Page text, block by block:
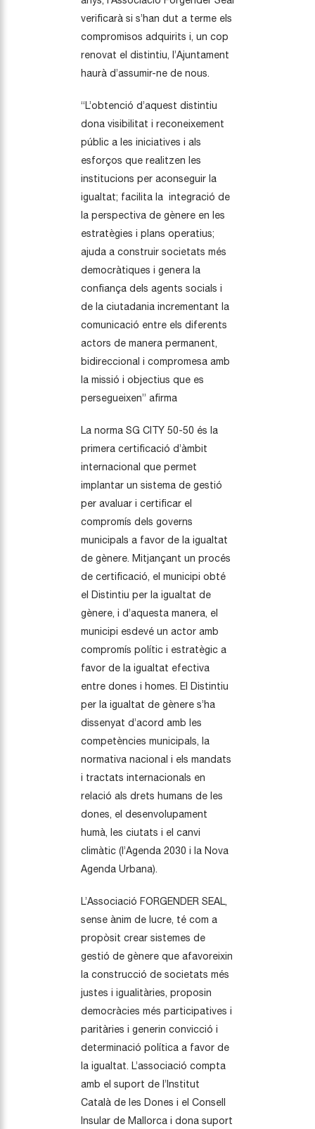
verificarà si s’han dut a terme els
compromisos adquirits i, un cop
renovat el distintiu, l’Ajuntament
haurà d’assumir-ne de nous.
“L’obtenció d’aquest distintiu
dona visibilitat i reconeixement
públic a les iniciatives i als
esforços que realitzen les
institucions per aconseguir la
igualtat; facilita la integració de
la perspectiva de gènere en les
estratègies i plans operatius;
ajuda a construir societats més
democràtiques i genera la
confiança dels agents socials i
de la ciutadania incrementant la
comunicació entre els diferents
actors de manera permanent,
bidireccional i compromesa amb
la missió i objectius que es
persegueixen” afirma
La norma SG CITY 50-50 és la
primera certificació d’àmbit
internacional que permet
implantar un sistema de gestió
per avaluar i certificar el
compromís dels governs
municipals a favor de la igualtat
de gènere. Mitjançant un procés
de certificació, el municipi obté
el Distintiu per la igualtat de
gènere, i d’aquesta manera, el
municipi esdevé un actor amb
compromís polític i estratègic a
favor de la igualtat efectiva
entre dones i homes. El Distintiu
per la igualtat de gènere s’ha
dissenyat d’acord amb les
competències municipals, la
normativa nacional i els mandats
i tractats internacionals en
relació als drets humans de les
dones, el desenvolupament
humà, les ciutats i el canvi
climàtic (l’Agenda 2030 i la Nova
Agenda Urbana).
L’Associació FORGENDER SEAL,
sense ànim de lucre, té com a
propòsit crear sistemes de
gestió de gènere que afavoreixin
la construcció de societats més
justes i igualitàries, proposin
democràcies més participatives i
paritàries i generin convicció i
determinació política a favor de
la igualtat. L’associació compta
amb el suport de l’Institut
Català de les Dones i el Consell
Insular de Mallorca i dona suport